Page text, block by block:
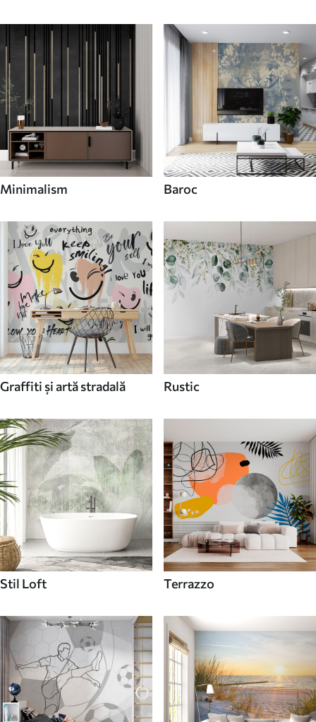
Minimalism Baroc
Graffiti și artă stradală Rustic
Stil Loft Terrazzo